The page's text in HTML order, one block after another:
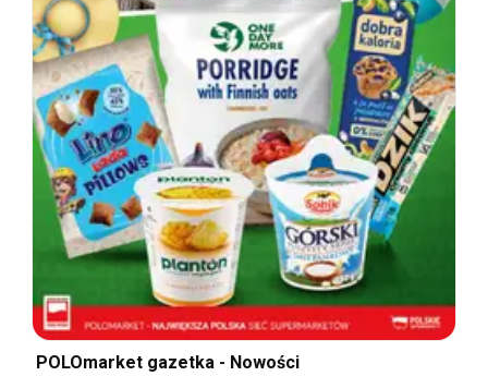
POLOmarket gazetka - Nowości